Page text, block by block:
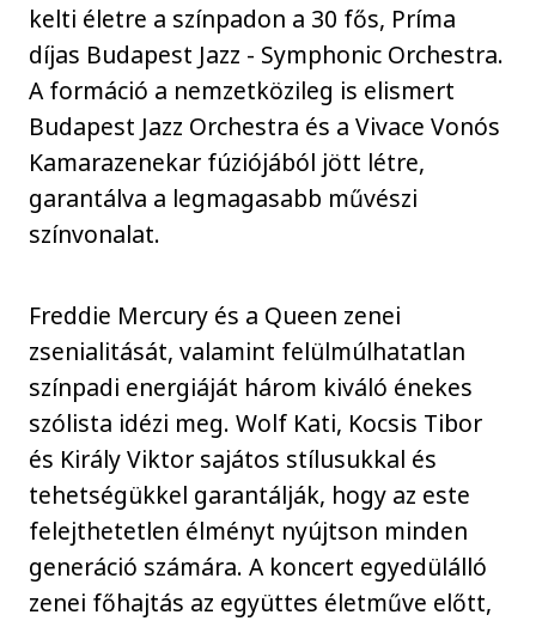
kelti életre a színpadon a 30 fős, Príma
díjas Budapest Jazz - Symphonic Orchestra.
A formáció a nemzetközileg is elismert
Budapest Jazz Orchestra és a Vivace Vonós
Kamarazenekar fúziójából jött létre,
garantálva a legmagasabb művészi
színvonalat.
Freddie Mercury és a Queen zenei
zsenialitását, valamint felülmúlhatatlan
színpadi energiáját három kiváló énekes
szólista idézi meg. Wolf Kati, Kocsis Tibor
és Király Viktor sajátos stílusukkal és
tehetségükkel garantálják, hogy az este
felejthetetlen élményt nyújtson minden
generáció számára. A koncert egyedülálló
zenei főhajtás az együttes életműve előtt,